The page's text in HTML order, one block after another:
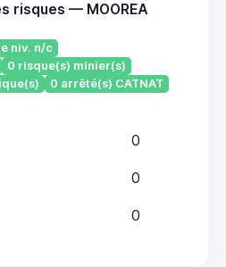
risques — MOOREA
niv. n/c
0 risque(s) minier(s)
0 arrêté(s) CATNAT
0
0
0